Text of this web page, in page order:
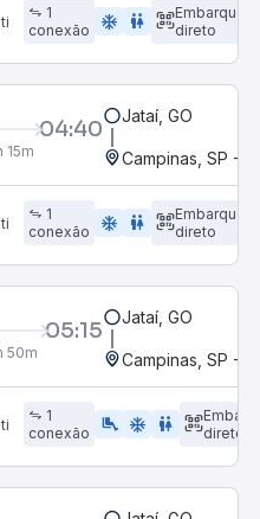
1
conexão
ac_unit wc
Embarque
direto
04:40
15m
Jataí, GO
Campinas, SP -
1
conexão
ac_unit wc
Embarque
direto
05:15
50m
Jataí, GO
Campinas, SP -
1
conexão
airline_seat_legroom_extra ac_unit wc
direto